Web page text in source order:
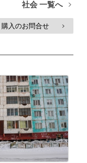
社会 一覧へ >
入のお問合せ >